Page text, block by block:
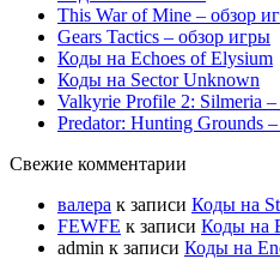
This War of Mine – обзор
Gears Tactics – обзор игры
Коды на Echoes of Elysium
Коды на Sector Unknown
Valkyrie Profile 2: Silmeria
Predator: Hunting Grounds
Свежие комментарии
валера к записи Коды на
FEWFE к записи Коды на
admin к записи Коды на